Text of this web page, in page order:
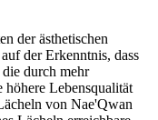
der ästhetischen
der Erkenntnis, dass
durch mehr
höhere Lebensqualität
von Nae'Qwan